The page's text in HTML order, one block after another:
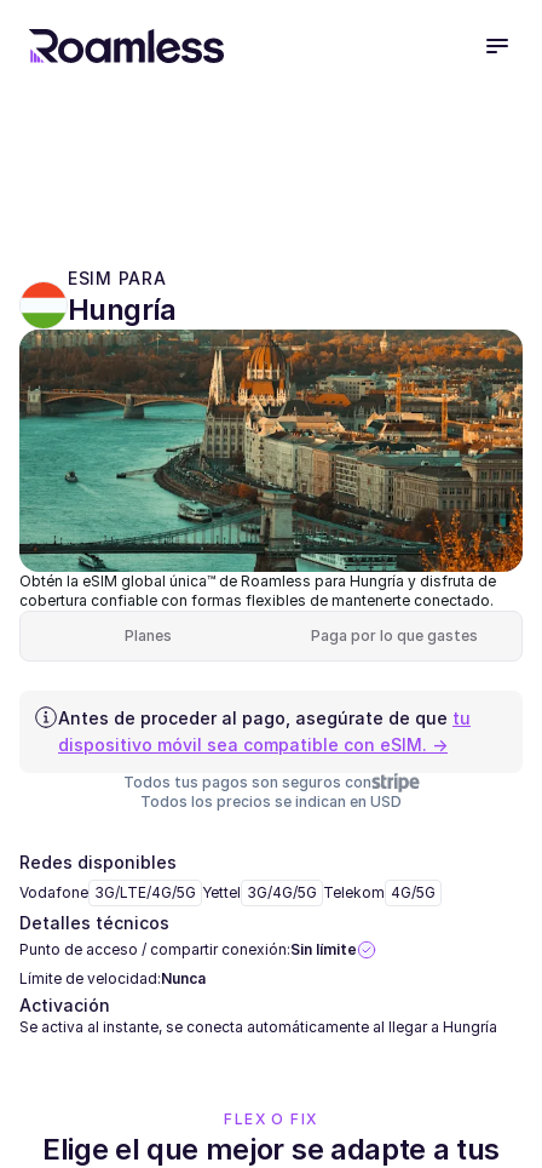
ESIM PARA
Hungría
Obtén la eSIM global única™ de Roamless para Hungría y disfruta de
cobertura confiable con formas flexibles de mantenerte conectado.
Planes
Paga por lo que gastes
Antes de proceder al pago, asegúrate de que tu
dispositivo móvil sea compatible con eSIM. →
Todos tus pagos son seguros con
Todos los precios se indican en USD
Redes disponibles
Vodafone 3G/LTE/4G/5G Yettel 3G/4G/5G Telekom 4G/5G
Detalles técnicos
Punto de acceso / compartir conexión:Sin límite
Límite de velocidad:Nunca
Activación
Se activa al instante, se conecta automáticamente al llegar a Hungría
FLEX O FIX
Elige el que mejor se adapte a tus